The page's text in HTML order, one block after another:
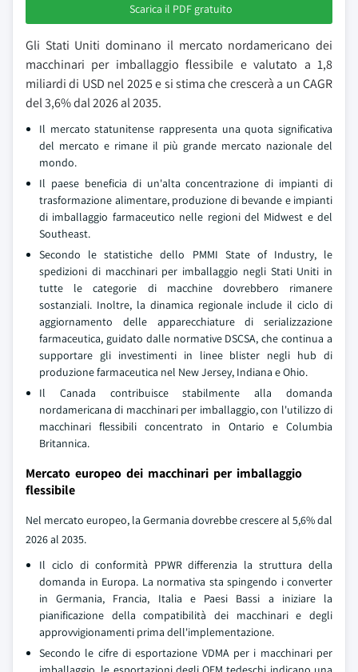
Scarica il PDF gratuito
Gli Stati Uniti dominano il mercato nordamericano dei
macchinari per imballaggio flessibile e valutato a 1,8
miliardi di USD nel 2025 e si stima che crescerà a un CAGR
del 3,6% dal 2026 al 2035.
Il mercato statunitense rappresenta una quota significativa
del mercato e rimane il più grande mercato nazionale del
mondo.
Il paese beneficia di un'alta concentrazione di impianti di
trasformazione alimentare, produzione di bevande e impianti
di imballaggio farmaceutico nelle regioni del Midwest e del
Southeast.
Secondo le statistiche dello PMMI State of Industry, le
spedizioni di macchinari per imballaggio negli Stati Uniti in
tutte le categorie di macchine dovrebbero rimanere
sostanziali. Inoltre, la dinamica regionale include il ciclo di
aggiornamento delle apparecchiature di serializzazione
farmaceutica, guidato dalle normative DSCSA, che continua a
supportare gli investimenti in linee blister negli hub di
produzione farmaceutica nel New Jersey, Indiana e Ohio.
Il Canada contribuisce stabilmente alla domanda
nordamericana di macchinari per imballaggio, con l'utilizzo di
macchinari flessibili concentrato in Ontario e Columbia
Britannica.
Mercato europeo dei macchinari per imballaggio
flessibile
Nel mercato europeo, la Germania dovrebbe crescere al 5,6% dal
2026 al 2035.
Il ciclo di conformità PPWR differenzia la struttura della
domanda in Europa. La normativa sta spingendo i converter
in Germania, Francia, Italia e Paesi Bassi a iniziare la
pianificazione della compatibilità dei macchinari e degli
approvvigionamenti prima dell'implementazione.
Secondo le cifre di esportazione VDMA per i macchinari per